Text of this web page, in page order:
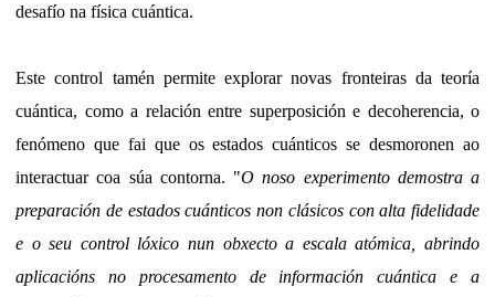
desafío na física cuántica.
Este control tamén permite explorar novas fronteiras da teoría
cuántica, como a relación entre superposición e decoherencia, o
fenómeno que fai que os estados cuánticos se desmoronen ao
interactuar coa súa contorna. "O noso experimento demostra a
preparación de estados cuánticos non clásicos con alta fidelidade
e o seu control lóxico nun obxecto a escala atómica, abrindo
aplicacións no procesamento de información cuántica e a